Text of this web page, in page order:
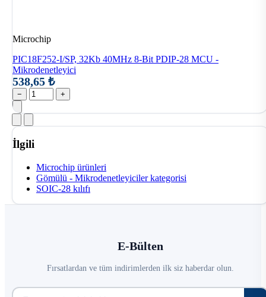
Microchip
PIC18F252-I/SP, 32Kb 40MHz 8-Bit PDIP-28 MCU -
Mikrodenetleyici
538,65 ₺
− +
İlgili
Microchip ürünleri
Gömülü - Mikrodenetleyiciler kategorisi
SOIC-28 kılıfı
E-Bülten
Fırsatlardan ve tüm indirimlerden ilk siz haberdar olun.